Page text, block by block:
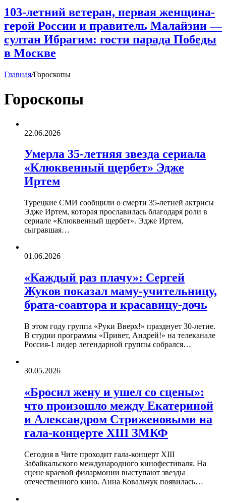
103-летний ветеран, первая женщина-
герой России и правитель Малайзии —
султан Ибрагим: гости парада Победы
в Москве
Главная/Гороскопы
Гороскопы
22.06.2026
Умерла 35-летняя звезда сериала
«Клюквенный щербет» Эдже
Иртем
Турецкие СМИ сообщили о смерти 35-летней актрисы
Эдже Иртем, которая прославилась благодаря роли в
сериале «Клюквенный щербет». Эдже Иртем,
сыгравшая…
01.06.2026
«Каждый раз плачу»: Сергей
Жуков показал маму-учительницу,
брата-соавтора и красавицу-дочь
В этом году группа «Руки Вверх!» празднует 30-летие.
В студии программы «Привет, Андрей!» на телеканале
Россия-1 лидер легендарной группы собрался…
30.05.2026
«Бросил жену и ушел со сцены»:
что произошло между Екатериной
и Александром Стриженовыми на
гала-концерте XIII ЗМКФ
Сегодня в Чите проходит гала-концерт XIII
Забайкальского международного кинофестиваля. На
сцене краевой филармонии выступают звезды
отечественного кино. Анна Ковальчук появилась…